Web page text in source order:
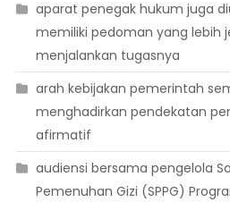
aparat penegak hukum juga
memiliki pedoman yang lebih
menjalankan tugasnya
arah kebijakan pemerintah
menghadirkan pendekatan
afirmatif
audiensi bersama pengelola
Pemenuhan Gizi (SPPG)